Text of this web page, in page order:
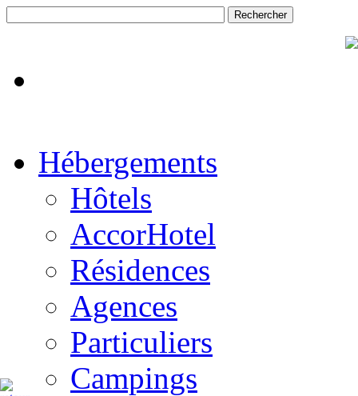
Hébergements
Hôtels
AccorHotel
Résidences
Agences
Particuliers
Campings